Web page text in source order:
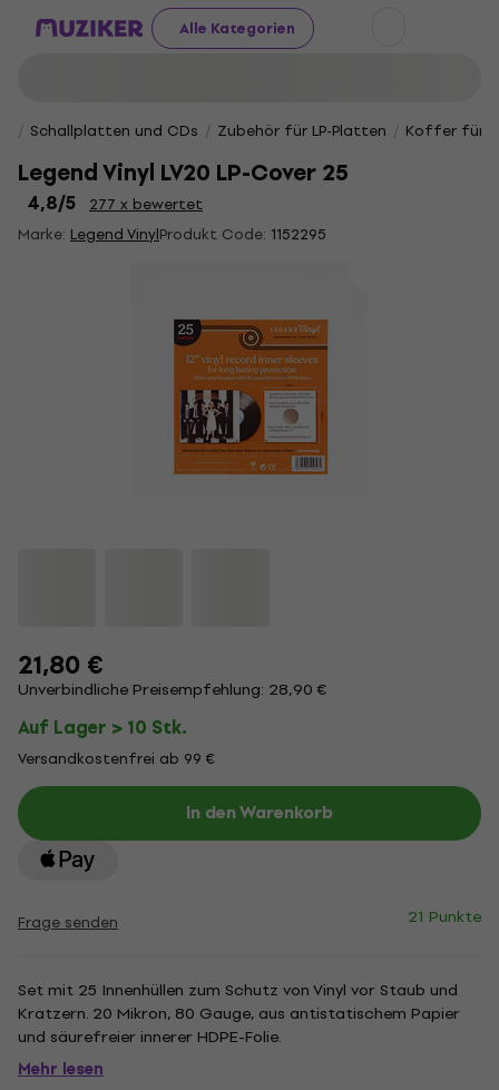
Alle Kategorien
Schallplatten und CDs Zubehör für LP-Platten Koffer für
Legend Vinyl LV20 LP-Cover 25
4,8/5
277 x bewertet
Marke: Legend VinylProdukt Code: 1152295
21,80 €
Unverbindliche Preisempfehlung: 28,90 €
Auf Lager > 10 Stk.
Versandkostenfrei ab 99 €
In den Warenkorb
Frage senden 21 Punkte
Set mit 25 Innenhüllen zum Schutz von Vinyl vor Staub und
Kratzern. 20 Mikron, 80 Gauge, aus antistatischem Papier
und säurefreier innerer HDPE-Folie.
Mehr lesen